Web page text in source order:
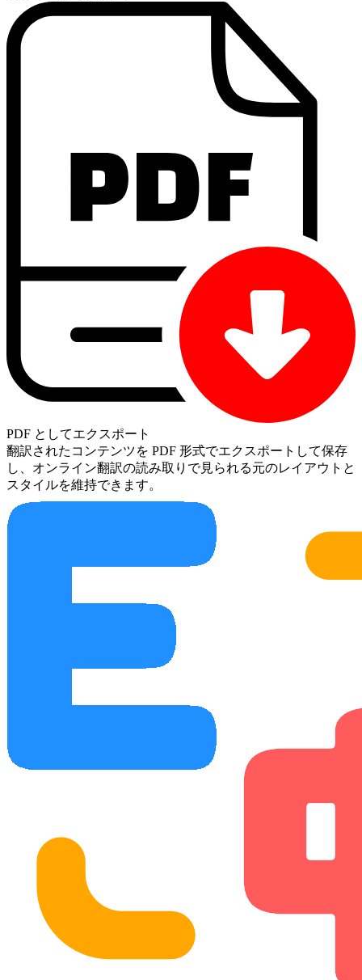
PDF としてエクスポート
翻訳されたコンテンツを PDF 形式でエクスポートして保存
し、オンライン翻訳の読み取りで見られる元のレイアウトと
スタイルを維持できます。